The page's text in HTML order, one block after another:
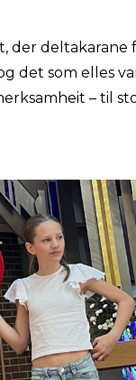
der deltakarane
det som elles
– til